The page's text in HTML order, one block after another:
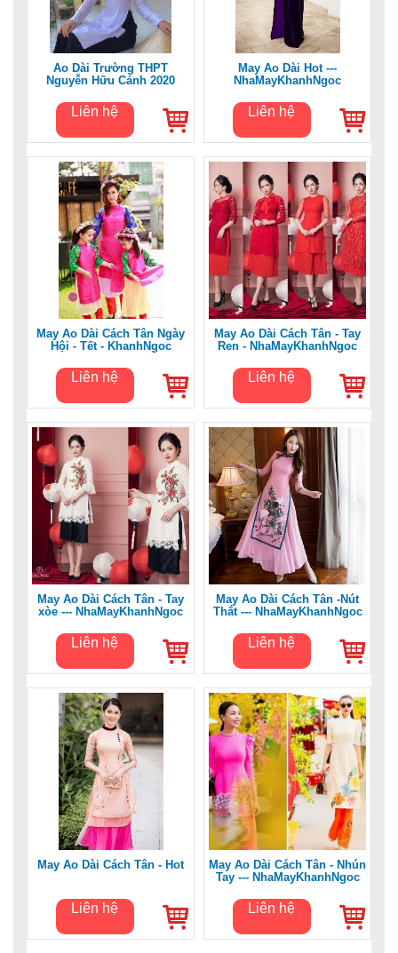
Áo Dài Trường THPT
Nguyễn Hữu Cảnh 2020
Liên hệ
May Áo Dài Hot ---
NhaMayKhanhNgoc
Liên hệ
May Áo Dài Cách Tân Ngày
Hội - Tết - KhanhNgoc
Liên hệ
May Áo Dài Cách Tân - Tay
Ren - NhaMayKhanhNgoc
Liên hệ
May Áo Dài Cách Tân - Tay
xòe --- NhaMayKhanhNgoc
Liên hệ
May Áo Dài Cách Tân -Nút
Thắt --- NhaMayKhanhNgoc
Liên hệ
May Áo Dài Cách Tân - Hot
Liên hệ
May Áo Dài Cách Tân - Nhún
Tay --- NhaMayKhanhNgoc
Liên hệ